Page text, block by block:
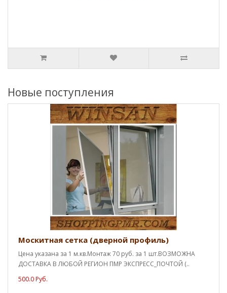
Новые поступления
Москитная сетка (дверной профиль)
Цена указана за 1 м.кв.Монтаж 70 руб. за 1 шт.ВОЗМОЖНА
ДОСТАВКА В ЛЮБОЙ РЕГИОН ПМР ЭКСПРЕСС_ПОЧТОЙ (..
500.0 Руб.